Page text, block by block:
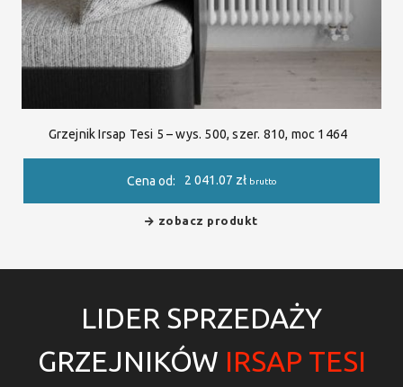
Grzejnik Irsap Tesi 5 – wys. 500, szer. 810, moc 1464
Cena od: 2 041.07 zł brutto
zobacz produkt
LIDER SPRZEDAŻY
GRZEJNIKÓW IRSAP TESI